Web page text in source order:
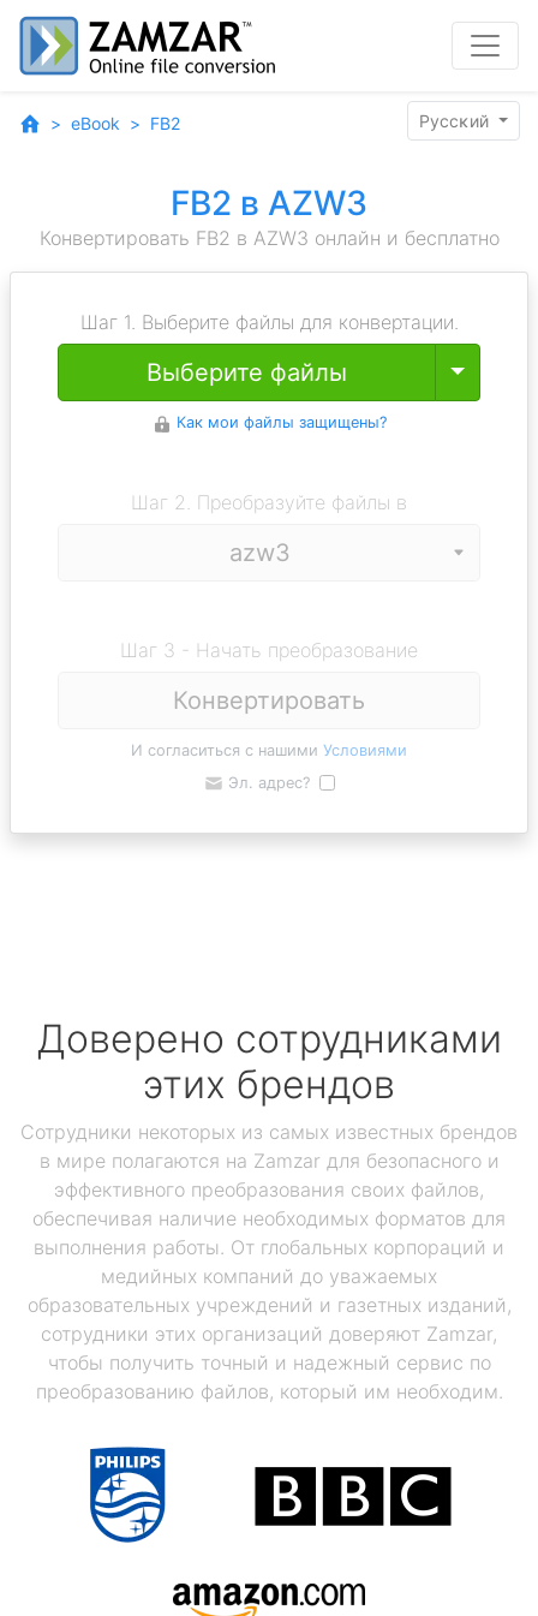
eBook FB2 Pyccĸий
FB2 в AZW3
Конвертировать FB2 в AZW3 онлайн и бесплатно
Шаг 1. Выберите файлы для конвертации.
Выберите файлы Toggle
Как мои файлы защищены?
Шаг 2. Преобразуйте файлы в
Шаг 3 - Начать преобразование
Конвертировать
И согласиться с нашими Условиями
Эл. адрес?
Доверено сотрудниками
этих брендов
Сотрудники некоторых из самых известных брендов
в мире полагаются на Zamzar для безопасного и
эффективного преобразования своих файлов,
обеспечивая наличие необходимых форматов для
выполнения работы. От глобальных корпораций и
медийных компаний до уважаемых
образовательных учреждений и газетных изданий,
сотрудники этих организаций доверяют Zamzar,
чтобы получить точный и надежный сервис по
преобразованию файлов, который им необходим.